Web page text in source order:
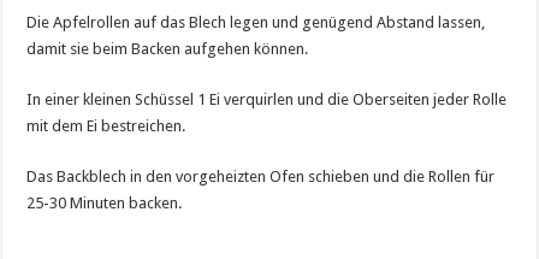
Die Apfelrollen auf das Blech legen und genügend Abstand lassen,
damit sie beim Backen aufgehen können.
In einer kleinen Schüssel 1 Ei verquirlen und die Oberseiten jeder Rolle
mit dem Ei bestreichen.
Das Backblech in den vorgeheizten Ofen schieben und die Rollen für
25-30 Minuten backen.